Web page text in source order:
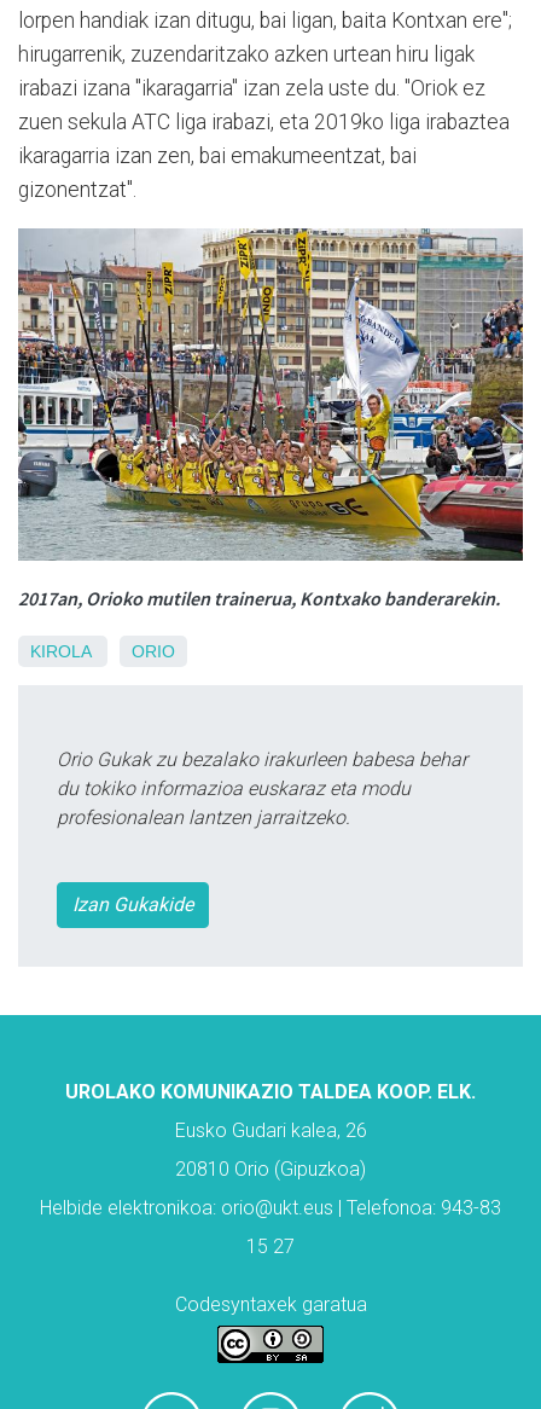
lorpen handiak izan ditugu, bai ligan, baita Kontxan ere";
hirugarrenik, zuzendaritzako azken urtean hiru ligak
irabazi izana "ikaragarria" izan zela uste du. "Oriok ez
zuen sekula ATC liga irabazi, eta 2019ko liga irabaztea
ikaragarria izan zen, bai emakumeentzat, bai
gizonentzat".
2017an, Orioko mutilen trainerua, Kontxako banderarekin.
KIROLA ORIO
Orio Gukak zu bezalako irakurleen babesa behar
du tokiko informazioa euskaraz eta modu
profesionalean lantzen jarraitzeko.
Izan Gukakide
UROLAKO KOMUNIKAZIO TALDEA KOOP. ELK.
Eusko Gudari kalea, 26
20810 Orio (Gipuzkoa)
Helbide elektronikoa: orio@ukt.eus | Telefonoa: 943-83
15 27
Codesyntaxek garatua